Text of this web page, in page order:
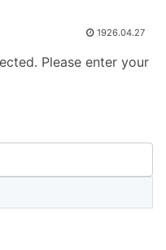
1926.04.27
Please enter your